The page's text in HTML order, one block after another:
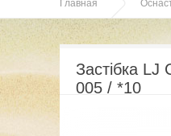
Главная
COASTLOCK SNAP 005 / *10
Застібка LJ
005 / *10